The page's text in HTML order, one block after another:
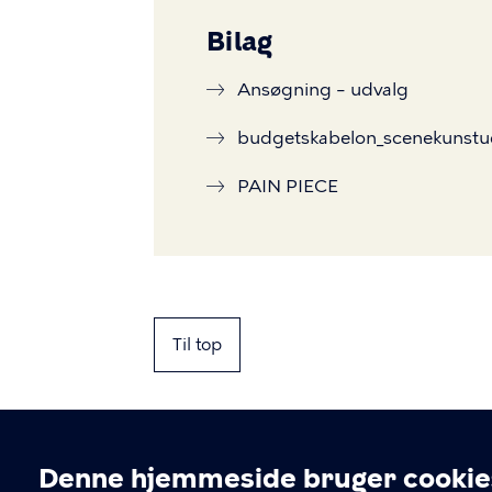
Denne hjemmeside bruger
Bilag
Ansøgning – udvalg
PAIN PIECE
Til top